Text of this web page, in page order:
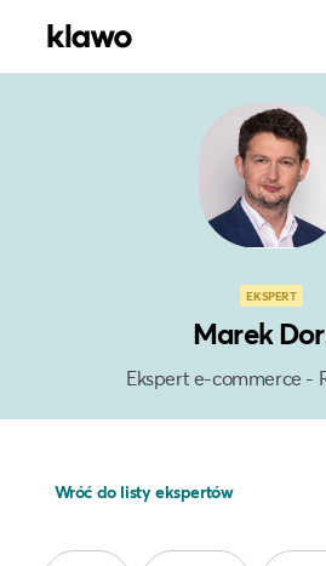
EKSPERT
Marek
Ekspert e-commerce -
Wróć do listy ekspertów